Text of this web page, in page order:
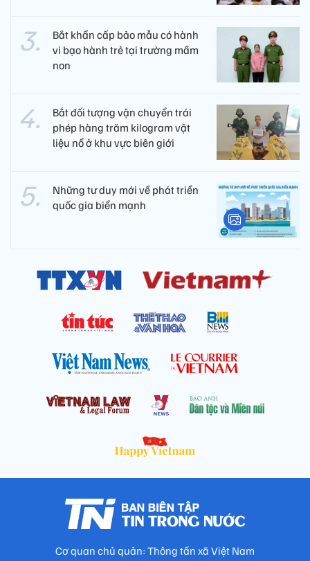
Bắt khẩn cấp bảo mẫu có hành
vi bạo hành trẻ tại trường mầm
non
Bắt đối tượng vận chuyển trái
phép hàng trăm kilogram vật
liệu nổ ở khu vực biên giới
Những tư duy mới về phát triển
quốc gia biển mạnh
Cơ quan chủ quản: Thông tấn xã Việt Nam